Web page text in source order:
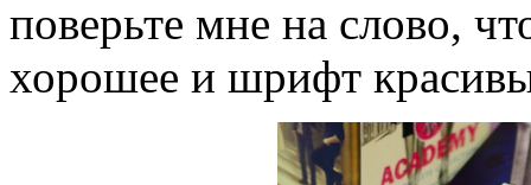
поверьте мне на слово,
хорошее и шрифт